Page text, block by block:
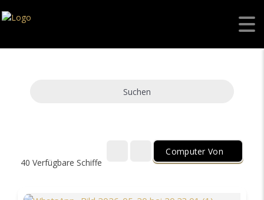
Suchen
40 Verfügbare Schiffe
Computer Von